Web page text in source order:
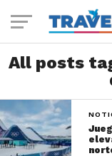
All posts